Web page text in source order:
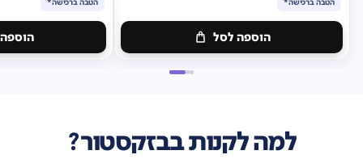
הוספה לסל
למה לקנות בבזקסטור?